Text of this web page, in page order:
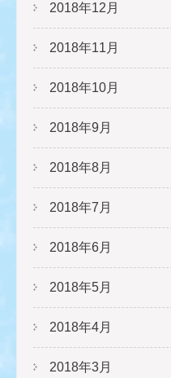
2018年12月
2018年11月
2018年10月
2018年9月
2018年8月
2018年7月
2018年6月
2018年5月
2018年4月
2018年3月